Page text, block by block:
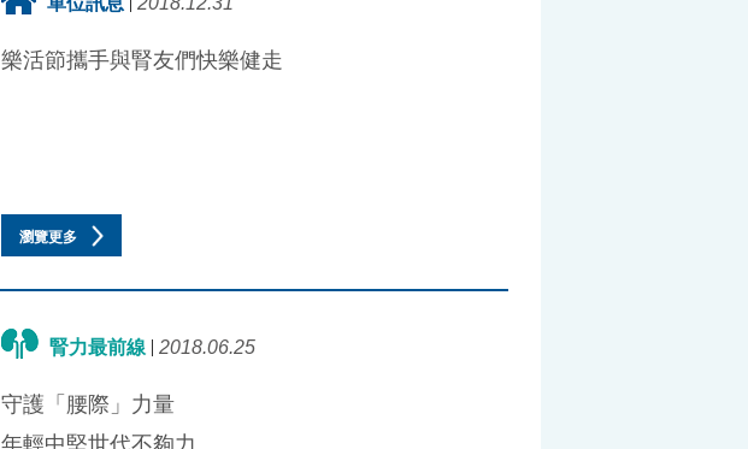
樂活節攜手與腎友們快樂健走
瀏覽更多
腎力最前線 2018.06.25
守護「腰際」力量